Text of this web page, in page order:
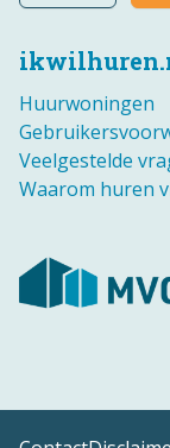
Huurwoningen
Veelgestelde
Waarom huren